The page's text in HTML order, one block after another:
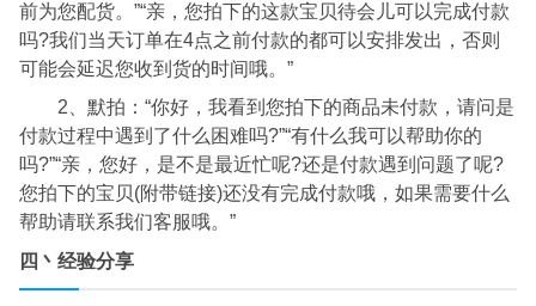
前为您配货。”“亲，您拍下的这款宝贝待会儿可以完成付款
吗?我们当天订单在4点之前付款的都可以安排发出，否则
可能会延迟您收到货的时间哦。”
2、默拍：“你好，我看到您拍下的商品未付款，请问是
付款过程中遇到了什么困难吗?”“有什么我可以帮助你的
吗?”“亲，您好，是不是最近忙呢?还是付款遇到问题了呢?
您拍下的宝贝(附带链接)还没有完成付款哦，如果需要什么
帮助请联系我们客服哦。”
四丶经验分享